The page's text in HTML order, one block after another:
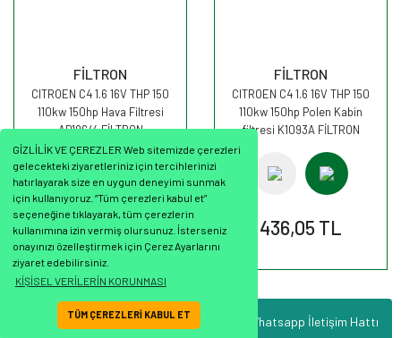
GİZLİLİK VE ÇEREZLER Web sitemizde çerezleri
gelecekteki ziyaretleriniz için tercihlerinizi
hatırlayarak size en uygun deneyimi sunmak
için kullanıyoruz. “Tüm çerezleri kabul et”
seçeneğine tıklayarak, tüm çerezlerin
kullanımına izin vermiş olursunuz. İsterseniz
onayınızı özelleştirmek için Çerez Ayarlarını
ziyaret edebilirsiniz.
KİŞİSEL VERİLERİN KORUNMASI
TÜM ÇEREZLERİ KABUL ET Whatsapp İletişim Hattı
FİLTRON
CITROEN C4 1.6 16V THP 150
110kw 150hp Hava Filtresi
AP196/4 FİLTRON
383,99 TL
FİLTRON
CITROEN C4 1.6 16V THP 150
110kw 150hp Polen Kabin
filtresi K1093A FİLTRON
436,05 TL